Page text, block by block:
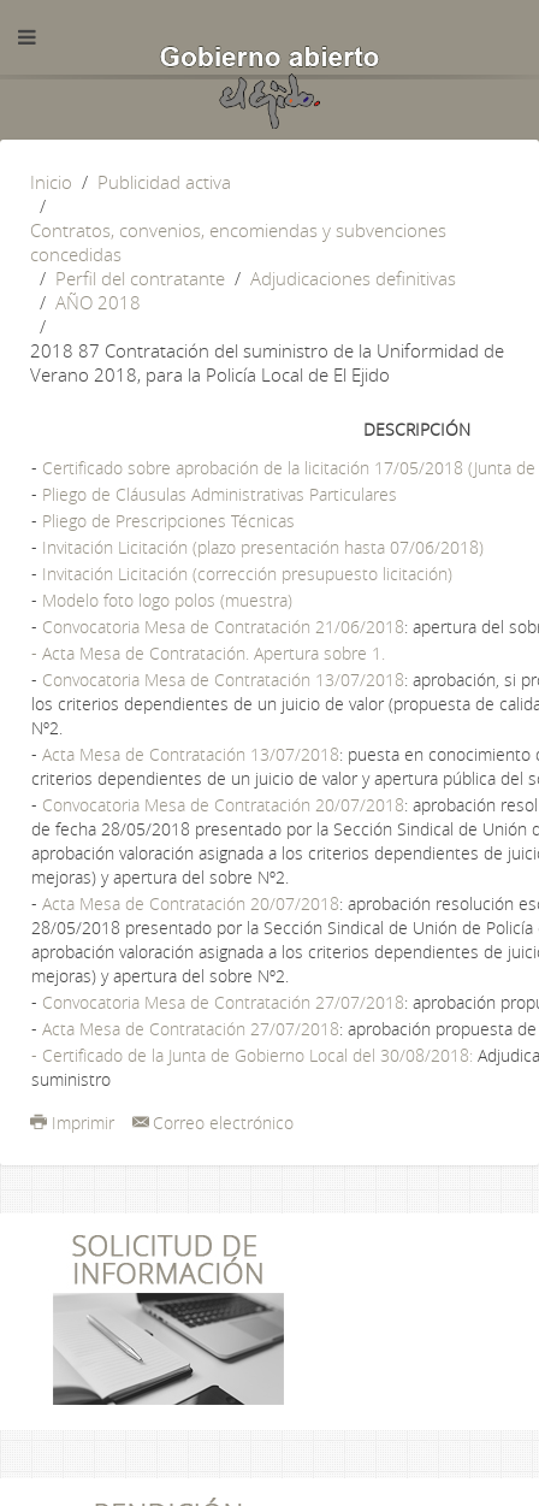
Inicio
Publicidad activa
Contratos, convenios, encomiendas y subvenciones
concedidas
Perfil del contratante
Adjudicaciones definitivas
AÑO 2018
2018 87 Contratación del suministro de la Uniformidad de
Verano 2018, para la Policía Local de El Ejido
DESCRIPCIÓN
- Certificado sobre aprobación de la licitación 17/05/2018 (Junta
- Pliego de Cláusulas Administrativas Particulares
- Pliego de Prescripciones Técnicas
- Invitación Licitación (plazo presentación hasta 07/06/2018)
- Invitación Licitación (corrección presupuesto licitación)
- Modelo foto logo polos (muestra)
- Convocatoria Mesa de Contratación 21/06/2018: apertura del
- Acta Mesa de Contratación. Apertura sobre 1.
- Convocatoria Mesa de Contratación 13/07/2018: aprobación, si
los criterios dependientes de un juicio de valor (propuesta de
Nº2.
- Acta Mesa de Contratación 13/07/2018: puesta en conocimiento
criterios dependientes de un juicio de valor y apertura pública del
- Convocatoria Mesa de Contratación 20/07/2018: aprobación
de fecha 28/05/2018 presentado por la Sección Sindical de Unión
aprobación valoración asignada a los criterios dependientes de
mejoras) y apertura del sobre Nº2.
- Acta Mesa de Contratación 20/07/2018: aprobación resolución
28/05/2018 presentado por la Sección Sindical de Unión de Policía
aprobación valoración asignada a los criterios dependientes de
mejoras) y apertura del sobre Nº2.
- Convocatoria Mesa de Contratación 27/07/2018: aprobación
- Acta Mesa de Contratación 27/07/2018: aprobación propuesta
- Certificado de la Junta de Gobierno Local del 30/08/2018:
suministro
Imprimir
Correo electrónico